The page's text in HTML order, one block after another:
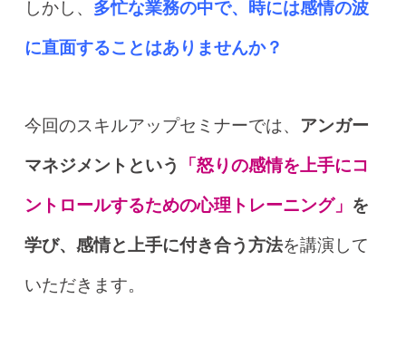
しかし、 多忙な業務の中で、時には感情の波
に直面することはありませんか？
今回のスキルアップセミナーでは、 アンガー
マネジメントという 「怒りの感情を上手にコ
ントロールするための心理トレーニング」 を
学び、感情と上手に付き合う方法を講演して
いただきます。